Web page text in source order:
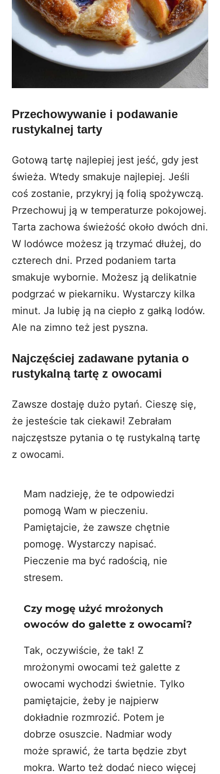
Przechowywanie i podawanie
rustykalnej tarty
Gotową tartę najlepiej jest jeść, gdy jest
świeża. Wtedy smakuje najlepiej. Jeśli
coś zostanie, przykryj ją folią spożywczą.
Przechowuj ją w temperaturze pokojowej.
Tarta zachowa świeżość około dwóch dni.
W lodówce możesz ją trzymać dłużej, do
czterech dni. Przed podaniem tarta
smakuje wybornie. Możesz ją delikatnie
podgrzać w piekarniku. Wystarczy kilka
minut. Ja lubię ją na ciepło z gałką lodów.
Ale na zimno też jest pyszna.
Najczęściej zadawane pytania o
rustykalną tartę z owocami
Zawsze dostaję dużo pytań. Cieszę się,
że jesteście tak ciekawi! Zebrałam
najczęstsze pytania o tę rustykalną tartę
z owocami.
Mam nadzieję, że te odpowiedzi
pomogą Wam w pieczeniu.
Pamiętajcie, że zawsze chętnie
pomogę. Wystarczy napisać.
Pieczenie ma być radością, nie
stresem.
Czy mogę użyć mrożonych
owoców do galette z owocami?
Tak, oczywiście, że tak! Z
mrożonymi owocami też galette z
owocami wychodzi świetnie. Tylko
pamiętajcie, żeby je najpierw
dokładnie rozmrozić. Potem je
dobrze osuszcie. Nadmiar wody
może sprawić, że tarta będzie zbyt
mokra. Warto też dodać nieco więcej